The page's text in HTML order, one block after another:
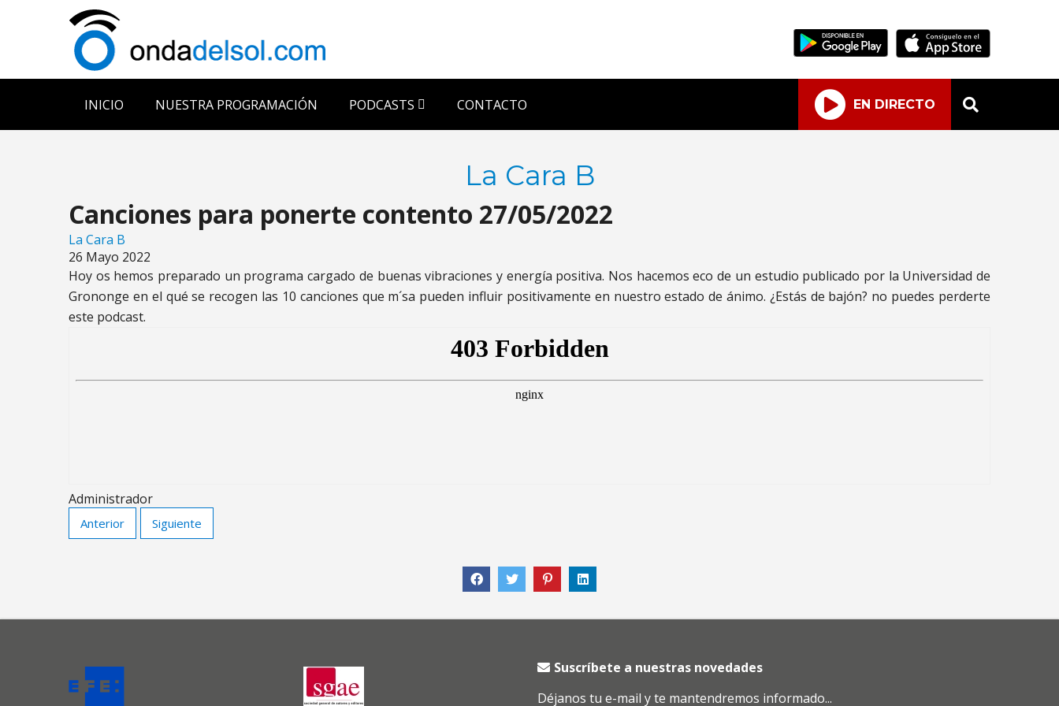
INICIO NUESTRA PROGRAMACIÓN PODCASTS CONTACTO EN DIRECTO
La Cara B
Canciones para ponerte contento 27/05/2022
La Cara B
26 Mayo 2022
Hoy os hemos preparado un programa cargado de buenas vibraciones y energía positiva. Nos hacemos eco de un estudio publicado por la Universidad de
Grononge en el qué se recogen las 10 canciones que m´sa pueden influir positivamente en nuestro estado de ánimo. ¿Estás de bajón? no puedes perderte
este podcast.
Administrador
Anterior Siguiente
Suscríbete a nuestras novedades
Déjanos tu e-mail y te mantendremos informado...